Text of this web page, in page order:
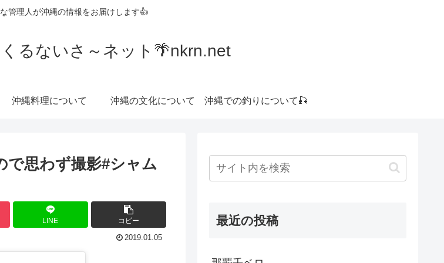
管理人が沖縄の情報をお届けします👍
るないさ～ネット🌴nkrn.net
沖縄料理について 沖縄の文化について 沖縄での釣りについて🎣
で思わず撮影#シャム
LINE コピー
2019.01.05
最近の投稿